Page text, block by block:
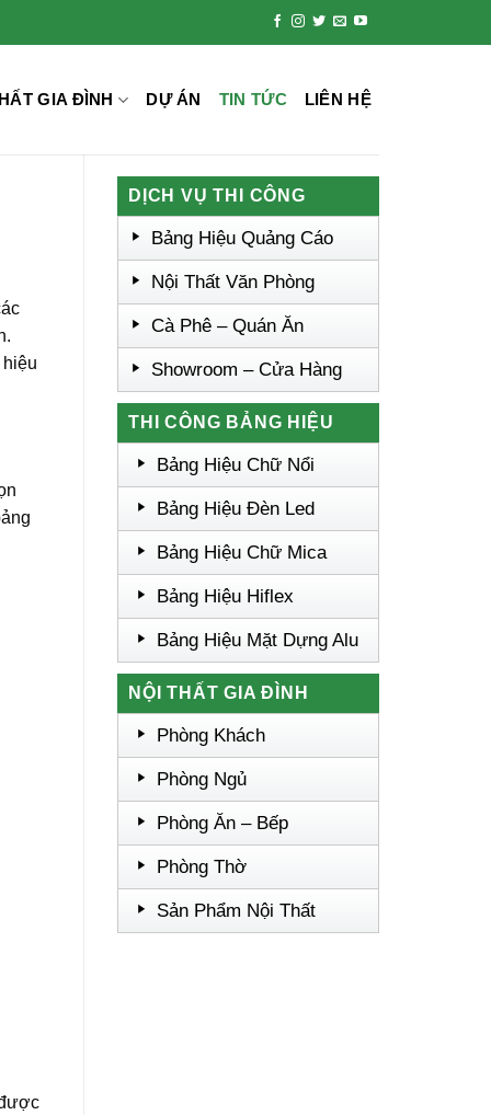
GIA ĐÌNH DỰ ÁN TIN TỨC LIÊN HỆ
DỊCH VỤ THI CÔNG
Bảng Hiệu Quảng Cáo
Nội Thất Văn Phòng
Cà Phê – Quán Ăn
Showroom – Cửa Hàng
THI CÔNG BẢNG HIỆU
Bảng Hiệu Chữ Nổi
Bảng Hiệu Đèn Led
Bảng Hiệu Chữ Mica
Bảng Hiệu Hiflex
Bảng Hiệu Mặt Dựng Alu
NỘI THẤT GIA ĐÌNH
Phòng Khách
Phòng Ngủ
Phòng Ăn – Bếp
Phòng Thờ
Sản Phẩm Nội Thất